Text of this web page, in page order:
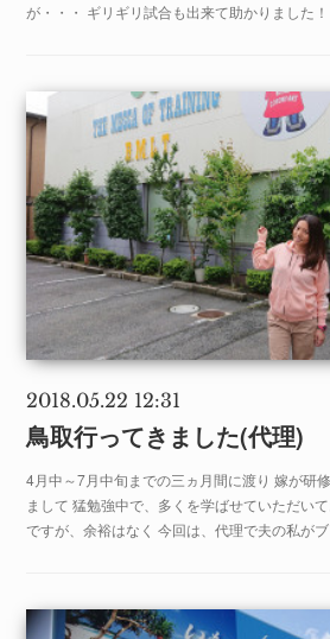
が・・・ ギリギリ試合も出来て助かりました
2018.05.22 12:31
鳥取行ってきました(代理)
4月中～7月中旬までの三ヵ月間に渡り 嫁が研
まして 猛勉強中で、多くを学ばせていただい
ですが、余裕はなく 今回は、代理で夫の私が